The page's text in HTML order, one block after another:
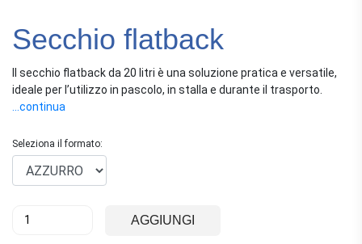
Secchio flatback
Il secchio flatback da 20 litri è una soluzione pratica e versatile,
ideale per l’utilizzo in pascolo, in stalla e durante il trasporto.
...continua
Seleziona il formato:
AGGIUNGI